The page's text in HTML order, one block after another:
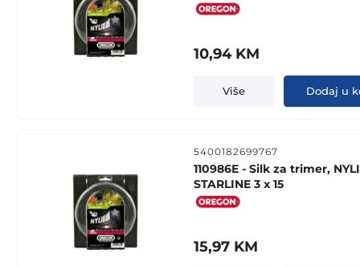
10,94 KM
Više Dodaj u
5400182699767
110986E - Silk za trimer,
STARLINE 3 x 15
15,97 KM